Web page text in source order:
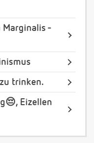
Marginalis -
trinken.
Eizellen